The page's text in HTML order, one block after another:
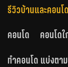
รีวิวบ้านและคอนโด
คอนโด
คอนโด
ทำคอนโด แบ่งตา